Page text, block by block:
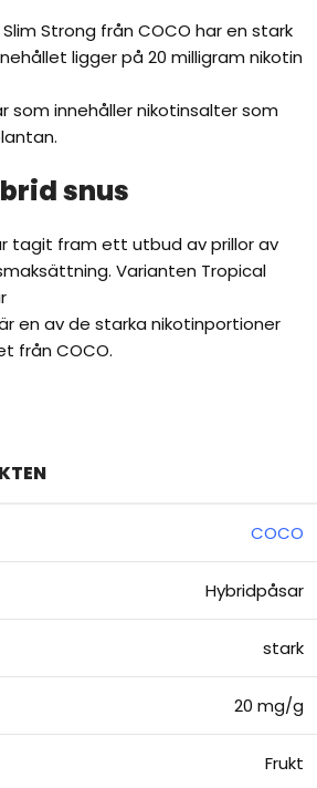
Strong från COCO har en stark
ligger på 20 milligram nikotin
som innehåller nikotinsalter som
snus
tagit fram ett utbud av prillor av
Varianten Tropical
en av de starka nikotinportioner
från COCO.
COCO
Hybridpåsar
stark
20 mg/g
Frukt